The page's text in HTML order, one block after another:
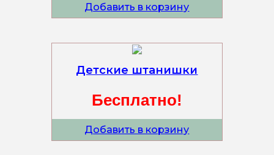
Добавить в корзину
Детские штанишки
Бесплатно!
Добавить в корзину